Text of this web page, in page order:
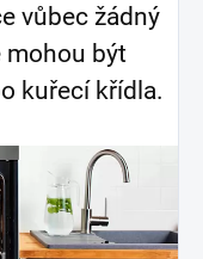
vůbec žádný
mohou být
kuřecí křídla.